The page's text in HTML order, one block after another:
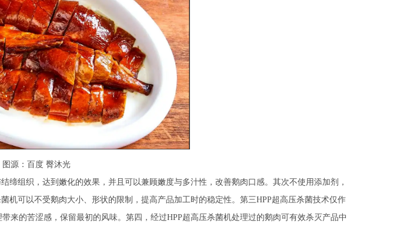
图源：百度 臀沐光
组织，达到嫩化的效果，并且可以兼顾嫩度与多汁性，改善鹅肉口感。其次不使用添加剂，
机可以不受鹅肉大小、形状的限制，提高产品加工时的稳定性。第三HPP超高压杀菌技术仅作
来的苦涩感，保留最初的风味。第四，经过HPP超高压杀菌机处理过的鹅肉可有效杀灭产品中